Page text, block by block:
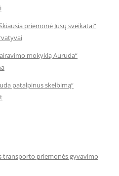
priemonė Jūsų sveikatai“
mokyklą Auruda“
patalpinus skelbimą“
transporto priemonės gyvavimo